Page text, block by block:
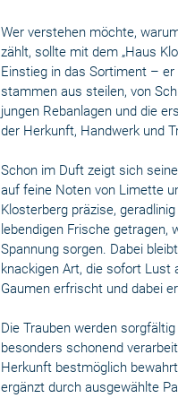
Wer verstehen möchte,
zählt, sollte mit dem „Haus
Einstieg in das Sortiment –
stammen aus steilen, von
jungen Rebanlagen und die
der Herkunft, Handwerk und
Schon im Duft zeigt sich
auf feine Noten von Limette
Klosterberg präzise,
lebendigen Frische
Spannung sorgen. Dabei
knackigen Art, die sofort Lust
Gaumen erfrischt und dabei
Die Trauben werden
besonders schonend
Herkunft bestmöglich
ergänzt durch ausgewählte